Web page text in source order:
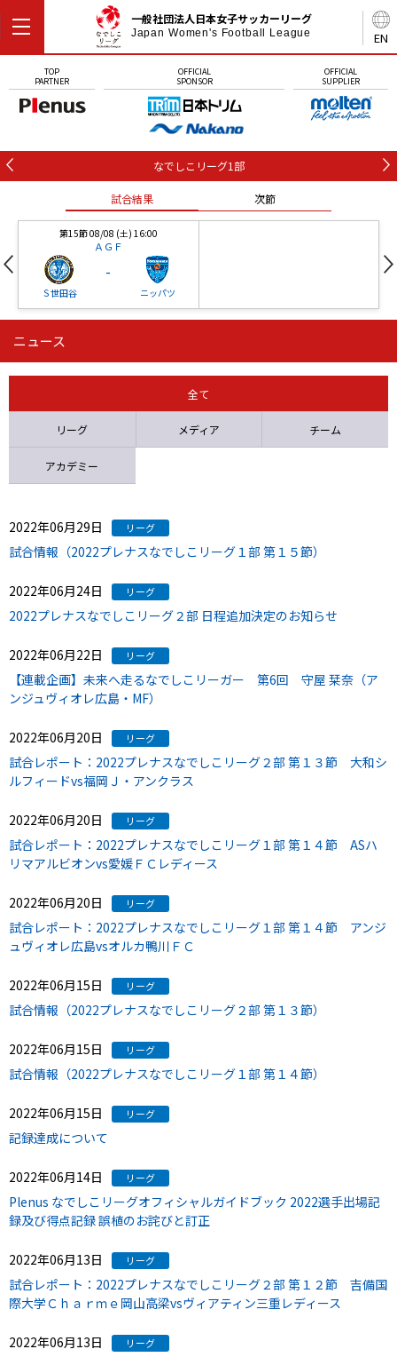
EN
一般社団法人日本女子サッカーリーグ
Japan Women's Football League
TOP
PARTNER
OFFICIAL
SPONSOR
OFFICIAL
SUPPLIER
なでしこリーグ1部
試合結果 次節
第15節 08/08 (土) 16:00
ＡＧＦ
Ｓ世田谷
-
ニッパツ
第16節 09/05 (土) 15:00
ニッパツ
ニッパツ 名古屋
石人の星
静岡 愛媛Ｌ
ニュース
全て
リーグ メディア チーム
アカデミー
2022年06月29日 リーグ
試合情報（2022プレナスなでしこリーグ１部 第１５節）
2022年06月24日 リーグ
2022プレナスなでしこリーグ２部 日程追加決定のお知らせ
2022年06月22日 リーグ
【連載企画】未来へ走るなでしこリーガー 第6回 守屋 栞奈（ア
ンジュヴィオレ広島・MF）
2022年06月20日 リーグ
試合レポート：2022プレナスなでしこリーグ２部 第１３節 大和シ
ルフィードvs福岡Ｊ・アンクラス
2022年06月20日 リーグ
試合レポート：2022プレナスなでしこリーグ１部 第１４節 ASハ
リマアルビオンvs愛媛ＦＣレディース
2022年06月20日 リーグ
試合レポート：2022プレナスなでしこリーグ１部 第１４節 アンジ
ュヴィオレ広島vsオルカ鴨川ＦＣ
2022年06月15日 リーグ
試合情報（2022プレナスなでしこリーグ２部 第１３節）
2022年06月15日 リーグ
試合情報（2022プレナスなでしこリーグ１部 第１４節）
2022年06月15日 リーグ
記録達成について
2022年06月14日 リーグ
Plenus なでしこリーグオフィシャルガイドブック 2022選手出場記
録及び得点記録 誤植のお詫びと訂正
2022年06月13日 リーグ
試合レポート：2022プレナスなでしこリーグ２部 第１２節 吉備国
際大学Ｃｈａｒｍｅ岡山高梁vsヴィアティン三重レディース
2022年06月13日 リーグ